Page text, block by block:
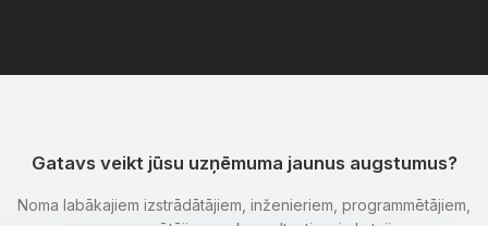
Gatavs veikt jūsu uzņēmuma jaunus augstumus?
Noma labākajiem izstrādātājiem, inženieriem, programmētājiem,